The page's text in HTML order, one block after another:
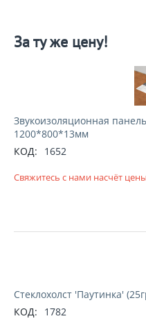
За ту же цену!
Звукоизоляционная
1200*800*13мм
КОД:
1652
Свяжитесь с нами насчёт цены
Стеклохолст 'Паутинка'
КОД:
1782